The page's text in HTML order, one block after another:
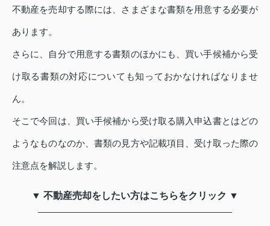
不動産を売却する際には、さまざまな書類を用意する必要が
あります。
さらに、自分で用意する書類のほかにも、買い手候補から受
け取る書類の対応についても知っておかなければなりませ
ん。
そこで今回は、買い手候補から受け取る購入申込書とはどの
ようなものなのか、書類の見方や記載項目、受け取った際の
注意点を解説します。
▼ 不動産売却をしたい方はこちらをクリック ▼